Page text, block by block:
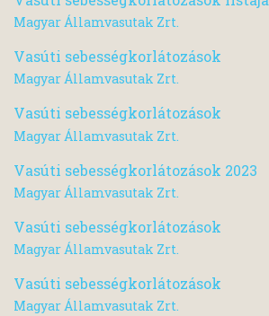
Magyar Államvasutak Zrt.
Vasúti sebességkorlátozások
Magyar Államvasutak Zrt.
Vasúti sebességkorlátozások
Magyar Államvasutak Zrt.
Vasúti sebességkorlátozások 2023
Magyar Államvasutak Zrt.
Vasúti sebességkorlátozások
Magyar Államvasutak Zrt.
Vasúti sebességkorlátozások
Magyar Államvasutak Zrt.